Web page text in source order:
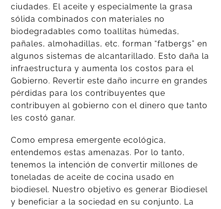
ciudades. El aceite y especialmente la grasa
sólida combinados con materiales no
biodegradables como toallitas húmedas,
pañales, almohadillas, etc. forman “fatbergs” en
algunos sistemas de alcantarillado. Esto daña la
infraestructura y aumenta los costos para el
Gobierno. Revertir este daño incurre en grandes
pérdidas para los contribuyentes que
contribuyen al gobierno con el dinero que tanto
les costó ganar.
Como empresa emergente ecológica,
entendemos estas amenazas. Por lo tanto,
tenemos la intención de convertir millones de
toneladas de aceite de cocina usado en
biodiesel. Nuestro objetivo es generar Biodiesel
y beneficiar a la sociedad en su conjunto. La